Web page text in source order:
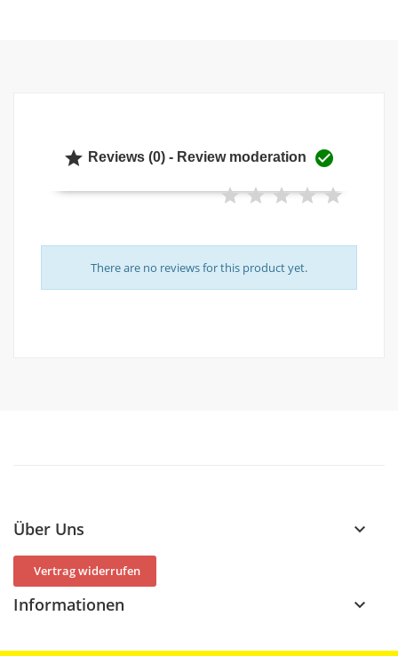
 Reviews (0) - Review moderation 
There are no reviews for this product yet.
Über Uns keyboard_arrow_down
Vertrag widerrufen
Informationen keyboard_arrow_down